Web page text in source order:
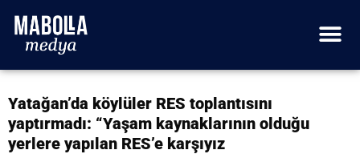
Yatağan’da köylüler RES toplantısını
yaptırmadı: “Yaşam kaynaklarının olduğu
yerlere yapılan RES’e karşıyız